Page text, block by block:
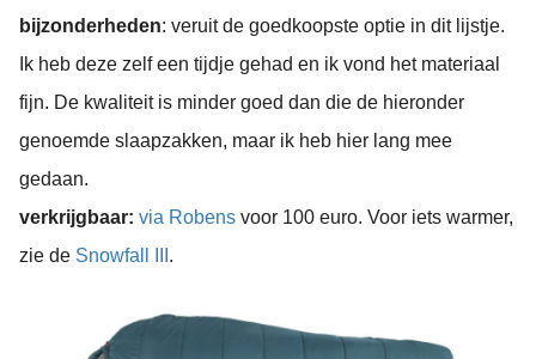
bijzonderheden: veruit de goedkoopste optie in dit lijstje.
Ik heb deze zelf een tijdje gehad en ik vond het materiaal
fijn. De kwaliteit is minder goed dan die de hieronder
genoemde slaapzakken, maar ik heb hier lang mee
gedaan.
verkrijgbaar: via Robens voor 100 euro. Voor iets warmer,
zie de Snowfall III .